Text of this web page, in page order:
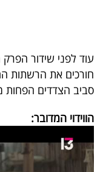
הכלכלי
פודקאסט
40
UNDER
40
עוד לפני שידור
חורכים את הרשתות
סביב הצדדים הפחות
הווידוי המדובר: